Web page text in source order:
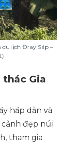
lịch Đray Sáp –
thác Gia
hấp dẫn và
đẹp núi
tham gia